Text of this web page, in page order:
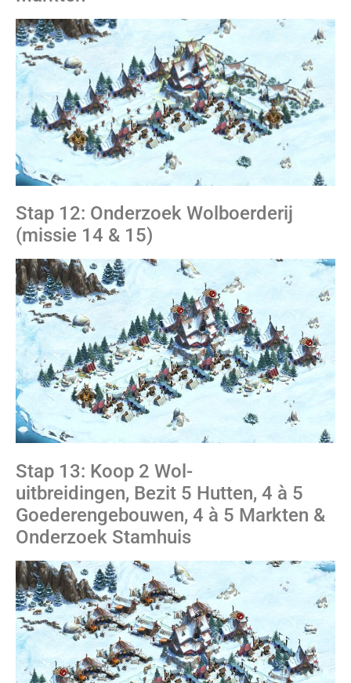
Stap 12: Onderzoek Wolboerderij
(missie 14 & 15)
Stap 13: Koop 2 Wol-
uitbreidingen, Bezit 5 Hutten, 4 à 5
Goederengebouwen, 4 à 5 Markten &
Onderzoek Stamhuis